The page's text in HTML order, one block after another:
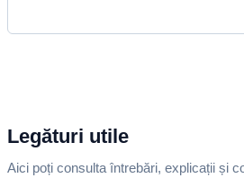
Legături utile
Aici poți consulta întrebări, explicații și